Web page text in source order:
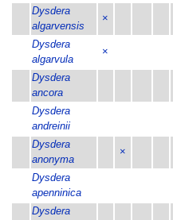
Dysdera
algarvensis
×
Dysdera
algarvula
×
Dysdera
ancora
Dysdera
andreinii
Dysdera
anonyma
×
Dysdera
apenninica
Dysdera